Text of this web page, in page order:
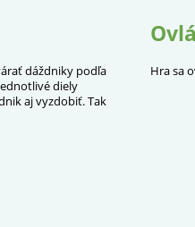
dáždniky podľa
diely
aj vyzdobiť. Tak
Hra sa